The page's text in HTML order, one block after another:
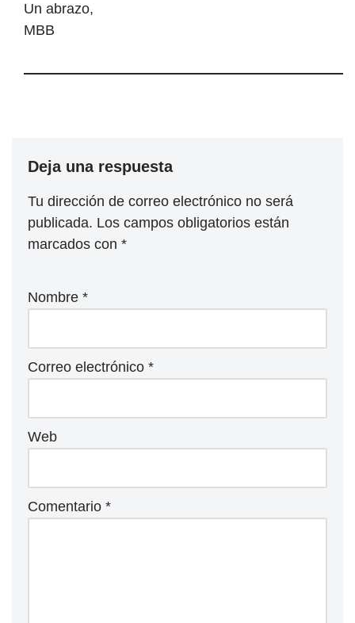
Un abrazo,
MBB
Deja una respuesta
Tu dirección de correo electrónico no será
publicada. Los campos obligatorios están
marcados con *
Nombre *
Correo electrónico *
Web
Comentario *